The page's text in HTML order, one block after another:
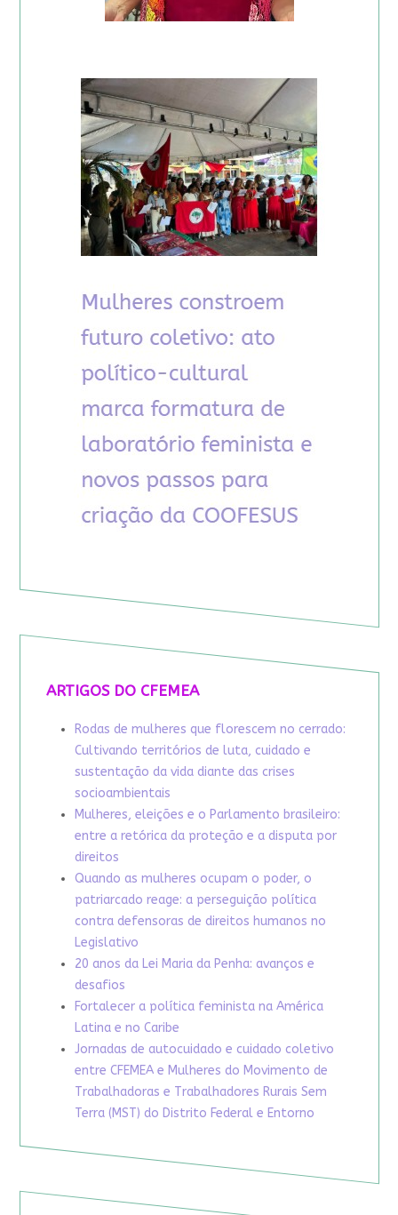
ARTIGOS DO CFEMEA
Rodas de mulheres que florescem no cerrado:
Cultivando territórios de luta, cuidado e
sustentação da vida diante das crises
socioambientais
Mulheres, eleições e o Parlamento brasileiro:
entre a retórica da proteção e a disputa por
direitos
Quando as mulheres ocupam o poder, o
patriarcado reage: a perseguição política
contra defensoras de direitos humanos no
Legislativo
20 anos da Lei Maria da Penha: avanços e
desafios
Fortalecer a política feminista na América
Latina e no Caribe
Jornadas de autocuidado e cuidado coletivo
entre CFEMEA e Mulheres do Movimento de
Trabalhadoras e Trabalhadores Rurais Sem
Terra (MST) do Distrito Federal e Entorno